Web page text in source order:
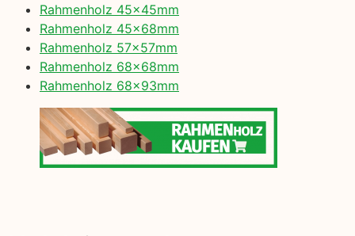
Rahmenholz 45x45mm
Rahmenholz 45x68mm
Rahmenholz 57x57mm
Rahmenholz 68x68mm
Rahmenholz 68x93mm